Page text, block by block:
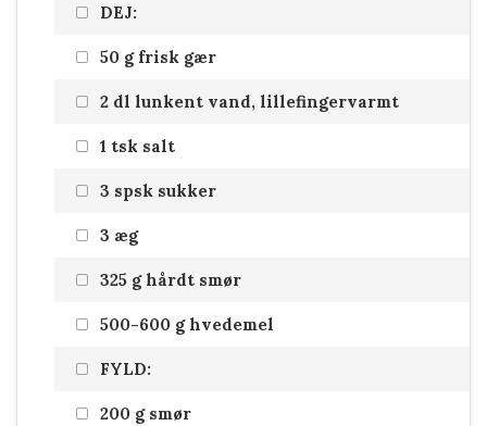
DEJ:
50 g frisk gær
2 dl lunkent vand, lillefingervarmt
1 tsk salt
3 spsk sukker
3 æg
325 g hårdt smør
500-600 g hvedemel
FYLD:
200 g smør